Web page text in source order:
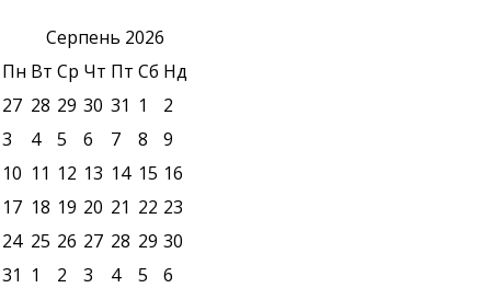
Серпень 2026
Пн Вт Ср Чт Пт Сб Нд
27 28 29 30 31 1
2
3
4 5 6 7 8
9
10 11 12 13 14 15 16
17 18 19 20 21 22 23
24 25 26 27 28 29 30
31 1 2 3 4 5 6